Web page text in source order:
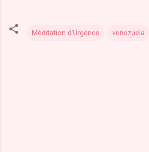
Méditation d'Urgence venezuela